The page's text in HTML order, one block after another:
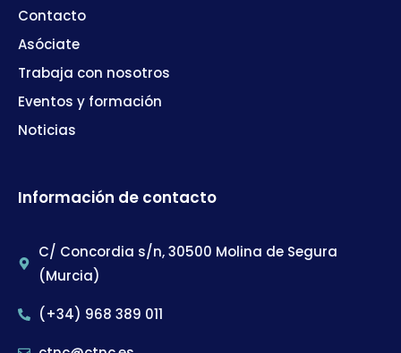
Contacto
Asóciate
Trabaja con nosotros
Eventos y formación
Noticias
Información de contacto
C/ Concordia s/n, 30500 Molina de Segura
(Murcia)
(+34) 968 389 011